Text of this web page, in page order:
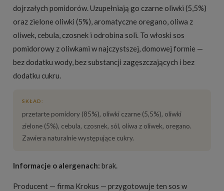
dojrzałych pomidorów. Uzupełniają go czarne oliwki (5,5%)
oraz zielone oliwki (5%), aromatyczne oregano, oliwa z
oliwek, cebula, czosnek i odrobina soli. To włoski sos
pomidorowy z oliwkami w najczystszej, domowej formie —
bez dodatku wody, bez substancji zagęszczających i bez
dodatku cukru.
SKŁAD:
przetarte pomidory (85%), oliwki czarne (5,5%), oliwki
zielone (5%), cebula, czosnek, sól, oliwa z oliwek, oregano.
Zawiera naturalnie występujące cukry.
Informacje o alergenach: brak.
Producent — firma Krokus — przygotowuje ten sos w